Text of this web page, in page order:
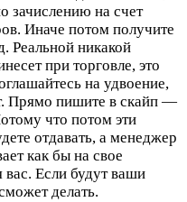
зачислению на счет
Иначе потом получите
Реальной никакой
при торговле, это
на удвоение,
Прямо пишите в скайп —
что потом эти
отдавать, а менеджер
как бы на свое
Если будут ваши
делать.